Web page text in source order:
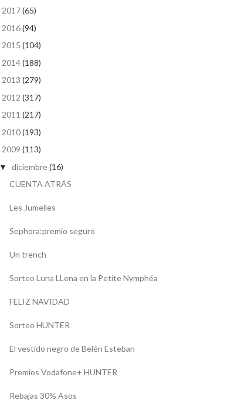
2017(65)
2016(94)
2015 (104)
2014(188)
2013 (279)
2012 (317)
2011 (217)
2010(193)
2009 (113)
▼ diciembre(16)
CUENTA ATRÁS
Les Jumelles
Sephora:premio seguro
Un trench
Sorteo Luna LLena en la Petite Nymphéa
FELIZ NAVIDAD
Sorteo HUNTER
El vestido negro de Belén Esteban
Premios Vodafone+ HUNTER
Rebajas 30% Asos